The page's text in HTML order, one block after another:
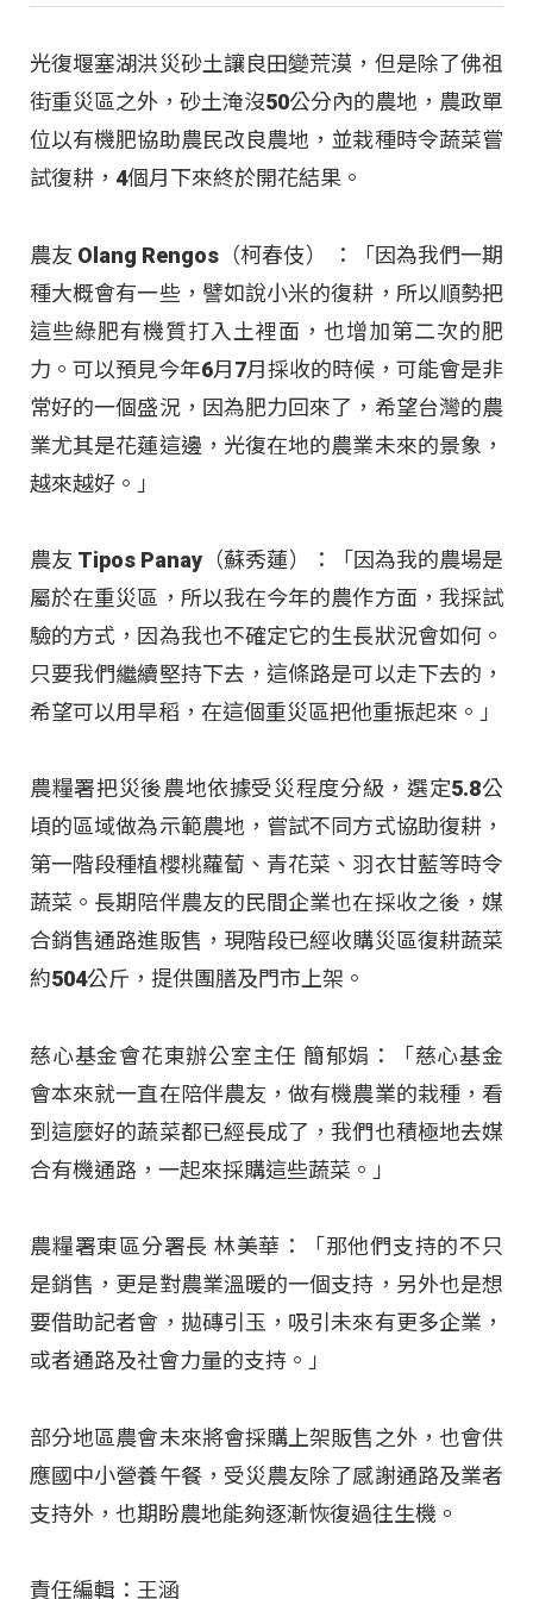
光復堰塞湖洪災砂土讓良田變荒漠，但是除了佛祖
街重災區之外，砂土淹沒50公分內的農地，農政單
位以有機肥協助農民改良農地，並栽種時令蔬菜嘗
試復耕，4個月下來終於開花結果。
農友 Olang Rengos（柯春伎） ：「因為我們一期
種大概會有一些，譬如說小米的復耕，所以順勢把
這些綠肥有機質打入土裡面，也增加第二次的肥
力。可以預見今年6月7月採收的時候，可能會是非
常好的一個盛況，因為肥力回來了，希望台灣的農
業尤其是花蓮這邊，光復在地的農業未來的景象，
越來越好。」
農友 Tipos Panay（蘇秀蓮）：「因為我的農場是
屬於在重災區，所以我在今年的農作方面，我採試
驗的方式，因為我也不確定它的生長狀況會如何。
只要我們繼續堅持下去，這條路是可以走下去的，
希望可以用旱稻，在這個重災區把他重振起來。」
農糧署把災後農地依據受災程度分級，選定5.8公
頃的區域做為示範農地，嘗試不同方式協助復耕，
第一階段種植櫻桃蘿蔔、青花菜、羽衣甘藍等時令
蔬菜。長期陪伴農友的民間企業也在採收之後，媒
合銷售通路進販售，現階段已經收購災區復耕蔬菜
約504公斤，提供團膳及門市上架。
慈心基金會花東辦公室主任 簡郁娟：「慈心基金
會本來就一直在陪伴農友，做有機農業的栽種，看
到這麼好的蔬菜都已經長成了，我們也積極地去媒
合有機通路，一起來採購這些蔬菜。」
農糧署東區分署長 林美華：「那他們支持的不只
是銷售，更是對農業溫暖的一個支持，另外也是想
要借助記者會，拋磚引玉，吸引未來有更多企業，
或者通路及社會力量的支持。」
部分地區農會未來將會採購上架販售之外，也會供
應國中小營養午餐，受災農友除了感謝通路及業者
支持外，也期盼農地能夠逐漸恢復過往生機。
責任編輯：王涵